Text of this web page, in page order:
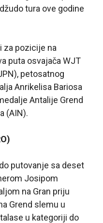
tura ove godine
za pozicije na
puta osvajača WJT
petosatnog
Anrikelisa Bariosa
Antalije Grend
(AIN).
putovanje sa deset
Josipom
na Gran priju
Grend slemu u
u kategoriji do